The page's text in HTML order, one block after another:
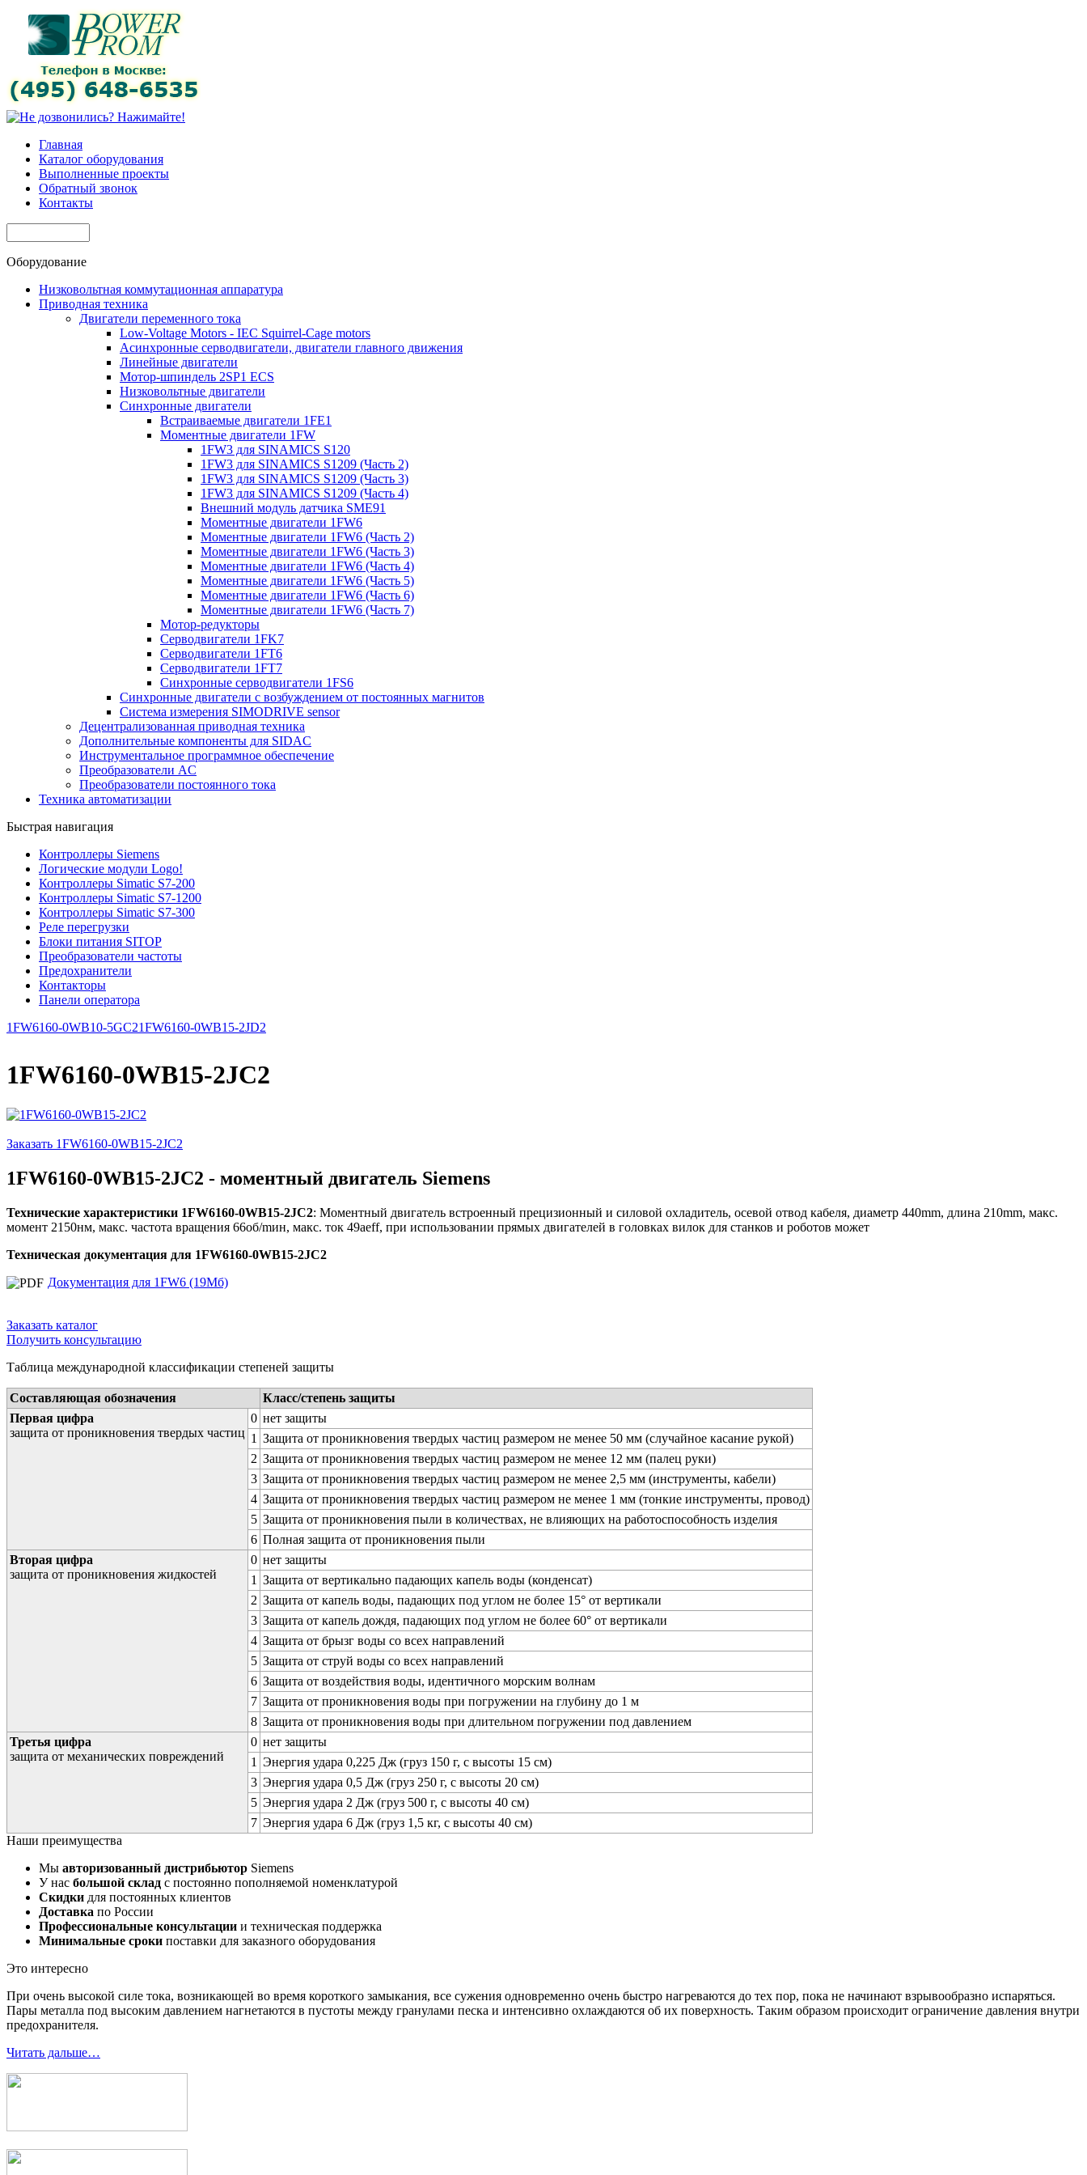
Главная
Каталог оборудования
Выполненные проекты
Обратный звонок
Контакты
Оборудование
Низковольтная коммутационная аппаратура
Приводная техника
Двигатели переменного тока
Low-Voltage Motors - IEC Squirrel-Cage motors
Асинхронные серводвигатели, двигатели главного движения
Линейные двигатели
Мотор-шпиндель 2SP1 ECS
Низковольтные двигатели
Синхронные двигатели
Встраиваемые двигатели 1FE1
Моментные двигатели 1FW
1FW3 для SINAMICS S120
1FW3 для SINAMICS S1209 (Часть 2)
1FW3 для SINAMICS S1209 (Часть 3)
1FW3 для SINAMICS S1209 (Часть 4)
Внешний модуль датчика SME91
Моментные двигатели 1FW6
Моментные двигатели 1FW6 (Часть 2)
Моментные двигатели 1FW6 (Часть 3)
Моментные двигатели 1FW6 (Часть 4)
Моментные двигатели 1FW6 (Часть 5)
Моментные двигатели 1FW6 (Часть 6)
Моментные двигатели 1FW6 (Часть 7)
Мотор-редукторы
Серводвигатели 1FK7
Серводвигатели 1FT6
Серводвигатели 1FT7
Синхронные серводвигатели 1FS6
Синхронные двигатели с возбуждением от постоянных магнитов
Система измерения SIMODRIVE sensor
Децентрализованная приводная техника
Дополнительные компоненты для SIDAC
Инструментальное программное обеспечение
Преобразователи AC
Преобразователи постоянного тока
Техника автоматизации
Быстрая навигация
Контроллеры Siemens
Логические модули Logo!
Контроллеры Simatic S7-200
Контроллеры Simatic S7-1200
Контроллеры Simatic S7-300
Реле перегрузки
Блоки питания SITOP
Преобразователи частоты
Предохранители
Контакторы
Панели оператора
1FW6160-0WB10-5GC21FW6160-0WB15-2JD2
1FW6160-0WB15-2JC2
Заказать 1FW6160-0WB15-2JC2
1FW6160-0WB15-2JC2 - моментный двигатель Siemens
Технические характеристики 1FW6160-0WB15-2JC2: Моментный двигатель встроенный прецизионный и силовой охладитель, осевой отвод кабеля, диаметр 440mm, длина 210mm, макс.
момент 2150нм, макс. частота вращения 66об/mин, макс. ток 49aeff, при использовании прямых двигателей в головках вилок для станков и роботов может
Техническая документация для 1FW6160-0WB15-2JC2
Документация для 1FW6 (19Мб)
Заказать каталог
Получить консультацию
Таблица международной классификации степеней защиты
Составляющая обозначения
Класс/степень защиты
Первая цифра
защита от проникновения твердых частиц
0 нет защиты
1 Защита от проникновения твердых частиц размером не менее 50 мм (случайное касание рукой)
2 Защита от проникновения твердых частиц размером не менее 12 мм (палец руки)
3 Защита от проникновения твердых частиц размером не менее 2,5 мм (инструменты, кабели)
4 Защита от проникновения твердых частиц размером не менее 1 мм (тонкие инструменты, провод)
5 Защита от проникновения пыли в количествах, не влияющих на работоспособность изделия
6 Полная защита от проникновения пыли
Вторая цифра
защита от проникновения жидкостей
0 нет защиты
1 Защита от вертикально падающих капель воды (конденсат)
2 Защита от капель воды, падающих под углом не более 15° от вертикали
3 Защита от капель дождя, падающих под углом не более 60° от вертикали
4 Защита от брызг воды со всех направлений
5 Защита от струй воды со всех направлений
6 Защита от воздействия воды, идентичного морским волнам
7 Защита от проникновения воды при погружении на глубину до 1 м
8 Защита от проникновения воды при длительном погружении под давлением
Третья цифра
защита от механических повреждений
0 нет защиты
1 Энергия удара 0,225 Дж (груз 150 г, с высоты 15 см)
3 Энергия удара 0,5 Дж (груз 250 г, с высоты 20 см)
5 Энергия удара 2 Дж (груз 500 г, с высоты 40 см)
7 Энергия удара 6 Дж (груз 1,5 кг, с высоты 40 см)
Наши преимущества
Мы авторизованный дистрибьютор Siemens
У нас большой склад с постоянно пополняемой номенклатурой
Скидки для постоянных клиентов
Доставка по России
Профессиональные консультации и техническая поддержка
Минимальные сроки поставки для заказного оборудования
Это интересно
При очень высокой силе тока, возникающей во время короткого замыкания, все сужения одновременно очень быстро нагреваются до тех пор, пока не начинают взрывообразно испаряться.
Пары металла под высоким давлением нагнетаются в пустоты между гранулами песка и интенсивно охлаждаются об их поверхность. Таким образом происходит ограничение давления внутри
предохранителя.
Читать дальше…